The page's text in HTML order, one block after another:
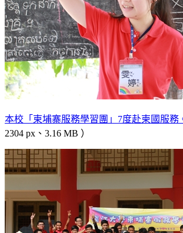
本校「柬埔寨服務學習團」7度赴柬國服務
2304 px、3.16 MB ）